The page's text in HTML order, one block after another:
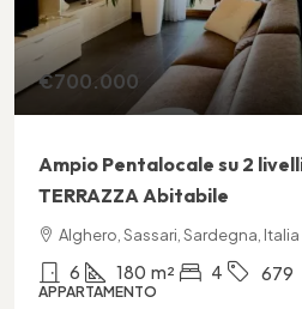
€700.000
Ampio Pentalocale su 2
TERRAZZA Abitabile
Alghero, Sassari, Sardegna, Italia
6 180 m² 4 679
APPARTAMENTO